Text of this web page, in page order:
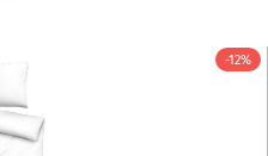
-12%